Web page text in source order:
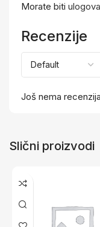
Recenzije
Još nema
Morate biti
Slični proizvodi